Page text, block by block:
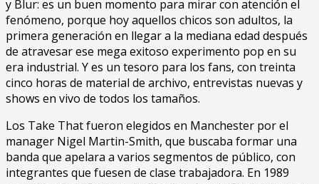
y Blur: es un buen momento para mirar con atención el
fenómeno, porque hoy aquellos chicos son adultos, la
primera generación en llegar a la mediana edad después
de atravesar ese mega exitoso experimento pop en su
era industrial. Y es un tesoro para los fans, con treinta
cinco horas de material de archivo, entrevistas nuevas y
shows en vivo de todos los tamaños.
Los Take That fueron elegidos en Manchester por el
manager Nigel Martin-Smith, que buscaba formar una
banda que apelara a varios segmentos de público, con
integrantes que fuesen de clase trabajadora. En 1989